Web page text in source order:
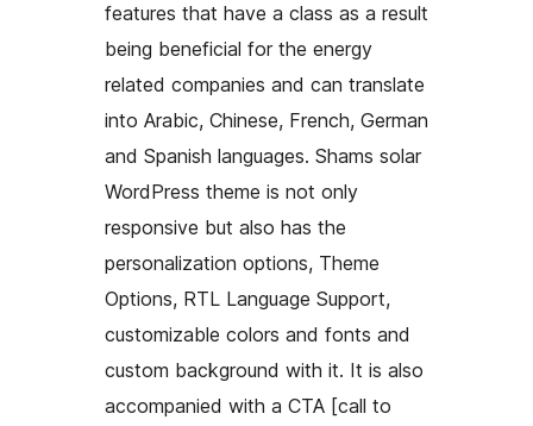
features that have a class as a result
being beneficial for the energy
related companies and can translate
into Arabic, Chinese, French, German
and Spanish languages. Shams solar
WordPress theme is not only
responsive but also has the
personalization options, Theme
Options, RTL Language Support,
customizable colors and fonts and
custom background with it. It is also
accompanied with a CTA [call to